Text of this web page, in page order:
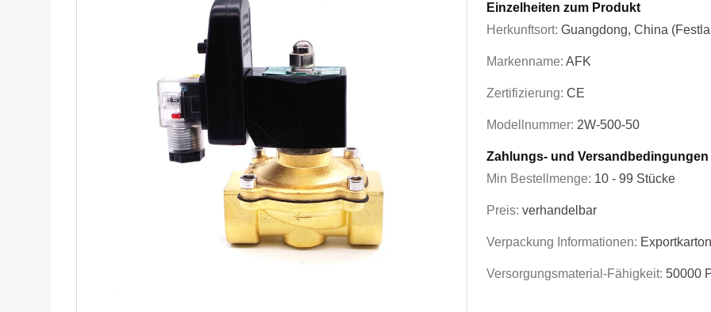
Einzelheiten zum Produkt
Herkunftsort: Guangdong, China
Markenname: AFK
Zertifizierung: CE
Modellnummer: 2W-500-50
Zahlungs- und Versandbedingungen
Min Bestellmenge: 10 - 99 Stücke
Preis: verhandelbar
Verpackung Informationen:
Versorgungsmaterial-Fähigkeit: 50000